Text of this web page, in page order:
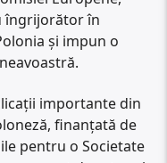
îngrijorător în
și impun o
importante din
finanțată de
pentru o Societate